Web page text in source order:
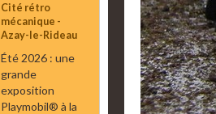
Cité rétro
mécanique -
Azay-le-Rideau
Été 2026 : une
grande
exposition
Playmobil® à la